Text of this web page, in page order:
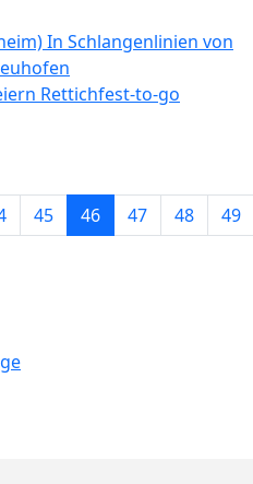
In Schlangenlinien von
Rettichfest-to-go
45 46 47 48 49